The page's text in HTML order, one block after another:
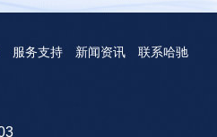
服务支持 新闻资讯 联系哈驰